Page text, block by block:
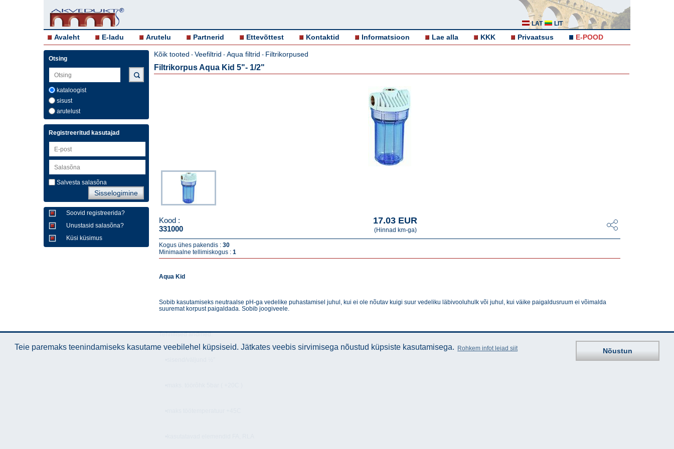
LAT LIT
Avaleht E-ladu Arutelu Partnerid Ettevõttest Kontaktid Informatsioon Lae alla KKK Privaatsus E-POOD
Otsing
kataloogist
sisust
arutelust
Registreeritud kasutajad
Salvesta salasõna
Soovid registreerida?
Unustasid salasõna?
Küsi küsimus
Kõik tooted - Veefiltrid - Aqua filtrid - Filtrikorpused
Filtrikorpus Aqua Kid 5"- 1/2"
Kood :
331000
17.03 EUR
(Hinnad km-ga)
Kogus ühes pakendis : 30
Minimaalne tellimiskogus : 1
Aqua Kid
Sobib kasutamiseks neutraalse pH-ga vedelike puhastamisel juhul, kui ei ole nõutav kuigi suur vedeliku läbivooluhulk või juhul, kui väike paigaldusruum ei võimalda
suuremat korpust paigaldada. Sobib joogiveele.
Tehnilised andmed:
Teie paremaks teenindamiseks kasutame veebilehel küpsiseid. Jätkates veebis sirvimisega nõustud küpsiste kasutamisega. Rohkem infot leiad siit Nõustun